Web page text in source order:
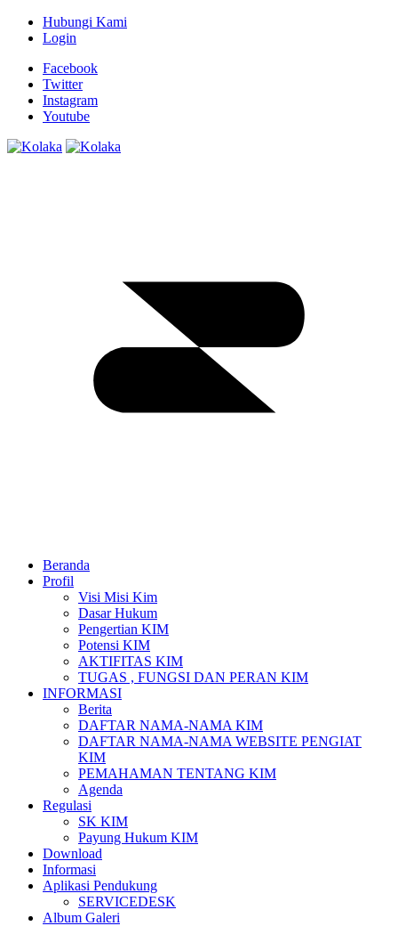
Hubungi Kami
Login
Facebook
Twitter
Instagram
Youtube
Beranda
Profil
Visi Misi Kim
Dasar Hukum
Pengertian KIM
Potensi KIM
AKTIFITAS KIM
TUGAS , FUNGSI DAN PERAN KIM
INFORMASI
Berita
DAFTAR NAMA-NAMA KIM
DAFTAR NAMA-NAMA WEBSITE PENGIAT
KIM
PEMAHAMAN TENTANG KIM
Agenda
Regulasi
SK KIM
Payung Hukum KIM
Download
Informasi
Aplikasi Pendukung
SERVICEDESK
Album Galeri